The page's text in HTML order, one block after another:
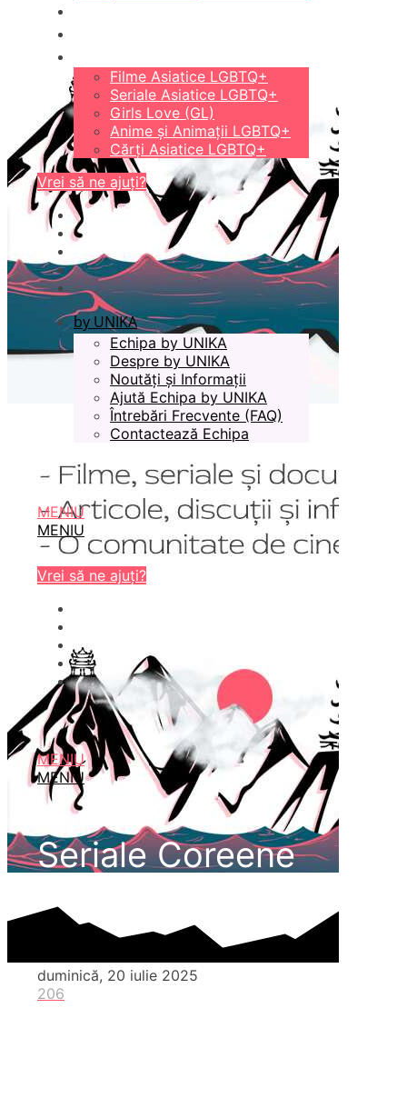
Filme Asiatice LGBTQ+
Seriale Asiatice LGBTQ+
Girls Love (GL)
Anime și Animații LGBTQ+
Cărți Asiatice LGBTQ+
Vrei să ne ajuți?
by UNIKA
Echipa by UNIKA
Despre by UNIKA
Noutăți și Informații
Ajută Echipa by UNIKA
Întrebări Frecvente (FAQ)
Contactează Echipa
MENIU
MENIU
Vrei să ne ajuți?
MENIU
MENIU
Seriale Coreene
duminică, 20 iulie 2025
206